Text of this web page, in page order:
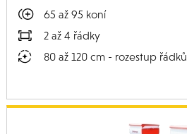
65 až 95 koní
2 až 4 řádky
80 až 120 cm - rozestup řádků